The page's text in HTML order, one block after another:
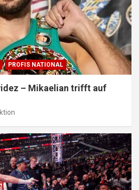
PROFIS NATIONAL
– Mikaelian trifft auf